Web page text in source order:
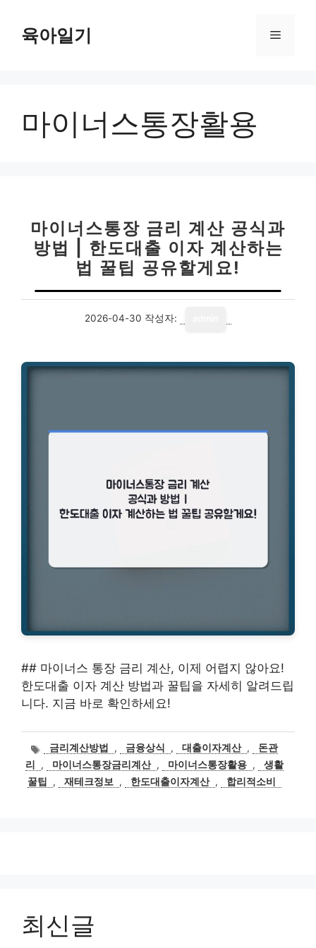
육아일기 메
마이너스통장활용
마이너스통장 금리 계산 공식과
방법 | 한도대출 이자 계산하는
법 꿀팁 공유할게요!
2026-04-30 작성자:
## 마이너스 통장 금리 계산, 이제 어렵지 않아요!
한도대출 이자 계산 방법과 꿀팁을 자세히 알려드립
니다. 지금 바로 확인하세요!
태
그
금리계산방법 , 금융상식 , 대출이자계산 ,
돈관
리
, 마이너스통장금리계산 , 마이너스통장활용 ,
생활
꿀팁
, 재테크정보 , 한도대출이자계산 , 합리적소비
최신글